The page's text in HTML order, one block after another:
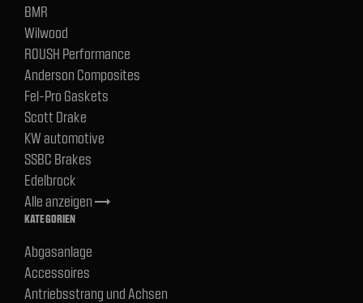
BMR
Wilwood
ROUSH Performance
Anderson Composites
Fel-Pro Gaskets
Scott Drake
KW automotive
SSBC Brakes
Edelbrock
Alle anzeigentrending_flat
KATEGORIEN
Abgasanlage
Accessoires
Antriebsstrang und Achsen